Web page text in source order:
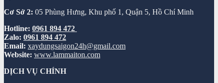
Cơ Sở 2: 05 Phùng Hưng, Khu phố 1, Quận 5, Hồ Chí Minh
Hotline: 0961 894 472
Zalo: 0961 894 472
Email: xaydungsaigon24h@gmail.com
Website: www.lammaiton.com
DỊCH VỤ CHÍNH